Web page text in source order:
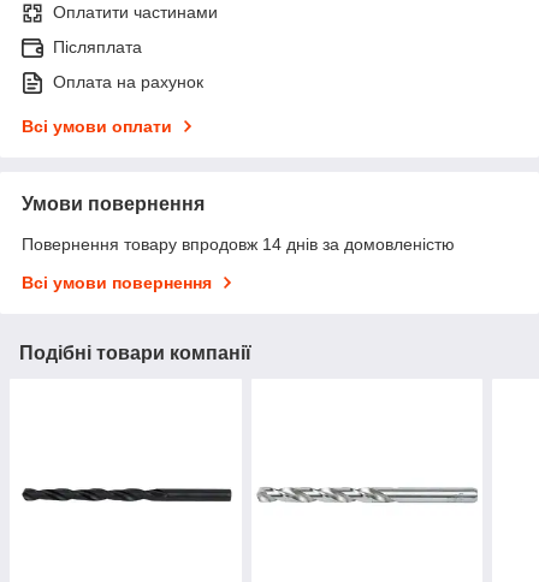
Оплатити частинами
Післяплата
Оплата на рахунок
Всі умови оплати
Умови повернення
Повернення товару впродовж 14 днів за домовленістю
Всі умови повернення
Подібні товари компанії